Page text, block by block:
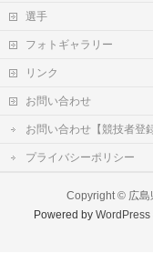
選手
フォトギャラリー
リンク
お問い合わせ
お問い合わせ【競技者登
プライバシーポリシー
Copyright © 広島
Powered byWordPress